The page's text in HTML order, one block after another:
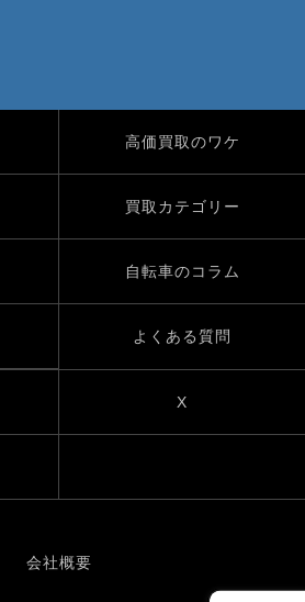
高価買取のワケ
買取カテゴリー
自転車のコラム
よくある質問
X
会社概要